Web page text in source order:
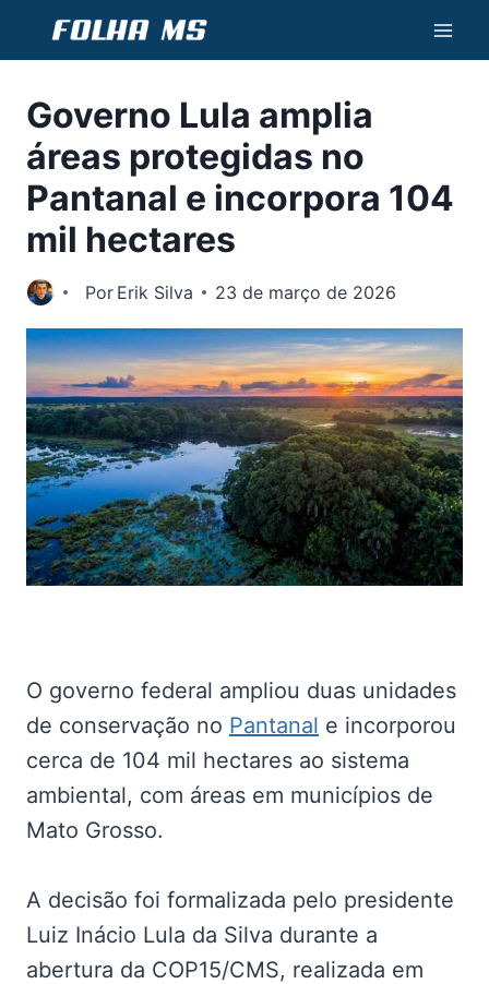
Conteúdo
Governo Lula amplia
áreas protegidas no
Pantanal e incorpora 104
mil hectares
Por Erik Silva 23 de março de 2026
O governo federal ampliou duas unidades
de conservação no Pantanal e incorporou
cerca de 104 mil hectares ao sistema
ambiental, com áreas em municípios de
Mato Grosso.
A decisão foi formalizada pelo presidente
Luiz Inácio Lula da Silva durante a
abertura da COP15/CMS, realizada em